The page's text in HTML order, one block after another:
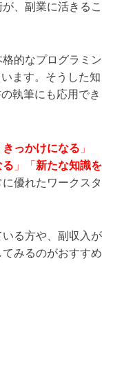
、副業に活きるこ
的なプログラミン
ます。そうした知
執筆にも応用でき
っかけになる 」
る 」「 新たな知識を
優れたワークスタ
る方や、副収入が
みるのがおすすめ